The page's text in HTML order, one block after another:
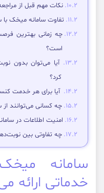
نکات مهم قبل از
تفاوت سامانه میخک با
چه زمانی بهترین
است؟
آیا می‌توان بدون
کرد؟
آیا برای هر خدمت
چه کسانی می‌توانند
امنیت اطلاعات در
چه تفاوتی بین
سامانه
خدماتی ارائه